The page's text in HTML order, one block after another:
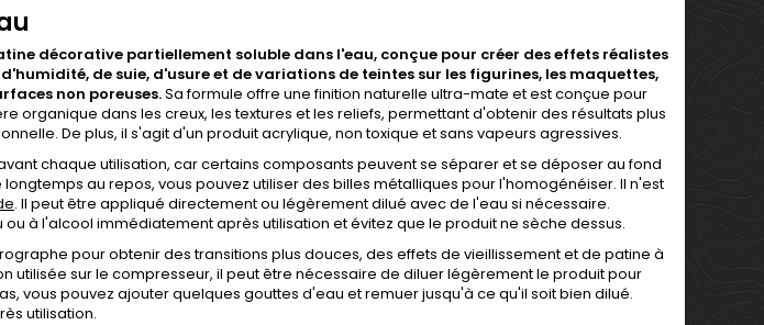
décorative partiellement soluble dans l'eau, conçue pour créer des effets réalistes
de suie, d'usure et de variations de teintes sur les figurines, les maquettes,
non poreuses.Sa formule offre une finition naturelle ultra-mate et est conçue pour
organique dans les creux, les textures et les reliefs, permettant d'obtenir des résultats plus
De plus, il s'agit d'un produit acrylique, non toxique et sans vapeurs agressives.
chaque utilisation, car certains composants peuvent se séparer et se déposer au fond
au repos, vous pouvez utiliser des billes métalliques pour l'homogénéiser. Il n'est
. Il peut être appliqué directement ou légèrement dilué avec de l'eau si nécessaire.
ou à l'alcool immédiatement après utilisation et évitez que le produit ne sèche dessus.
pour obtenir des transitions plus douces, des effets de vieillissement et de patine à
utilisée sur le compresseur, il peut être nécessaire de diluer légèrement le produit pour
vous pouvez ajouter quelques gouttes d'eau et remuer jusqu'à ce qu'il soit bien dilué.
utilisation.